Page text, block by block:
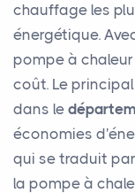
chauffage les
énergétique.
pompe à
coût. Le
dans le
économies
qui se traduit
la pompe à